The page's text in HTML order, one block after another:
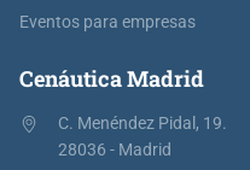
Eventos para empresas
Cenáutica Madrid
C. Menéndez Pidal, 19.
28036 - Madrid